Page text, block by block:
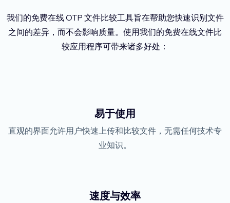
我们的免费在线 OTP 文件比较工具旨在帮助您快速识别文件
之间的差异，而不会影响质量。使用我们的免费在线文件比
较应用程序可带来诸多好处：
易于使用
直观的界面允许用户快速上传和比较文件，无需任何技术专
业知识。
速度与效率